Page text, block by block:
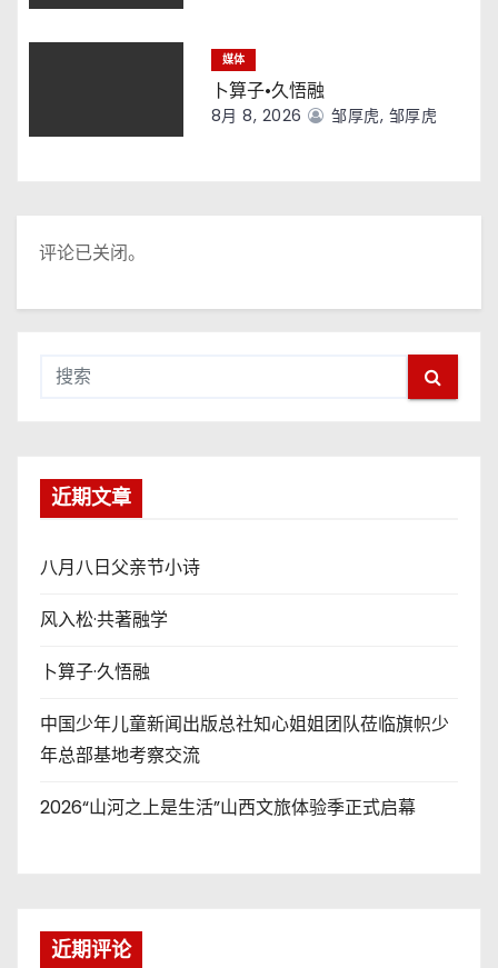
媒体
卜算子·久悟融
8月 8, 2026 邹厚虎, 邹厚虎
评论已关闭。
近期文章
八月八日父亲节小诗
风入松·共著融学
卜算子·久悟融
中国少年儿童新闻出版总社知心姐姐团队莅临旗帜少
年总部基地考察交流
2026“山河之上是生活”山西文旅体验季正式启幕
近期评论